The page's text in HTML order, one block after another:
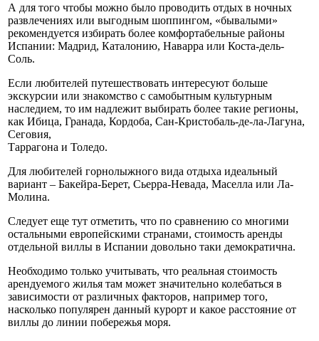
А для того чтобы можно было проводить отдых в ночных
развлечениях или выгодным шоппингом, «бывалыми»
рекомендуется избирать более комфортабельные районы
Испании: Мадрид, Каталонию, Наварра или Коста-дель-
Соль.
Если любителей путешествовать интересуют больше
экскурсии или знакомство с самобытным культурным
наследием, то им надлежит выбирать более такие регионы,
как Ибица, Гранада, Кордоба, Сан-Кристобаль-де-ла-Лагуна,
Сеговия,
Таррагона и Толедо.
Для любителей горнолыжного вида отдыха идеальный
вариант – Бакейра-Берет, Сьерра-Невада, Маселла или Ла-
Молина.
Следует еще тут отметить, что по сравнению со многими
остальными европейскими странами, стоимость аренды
отдельной виллы в Испании довольно таки демократична.
Необходимо только учитывать, что реальная стоимость
арендуемого жилья там может значительно колебаться в
зависимости от различных факторов, например того,
насколько популярен данный курорт и какое расстояние от
виллы до линии побережья моря.